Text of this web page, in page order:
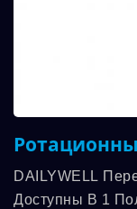
DAILYWELL
Доступны В 1